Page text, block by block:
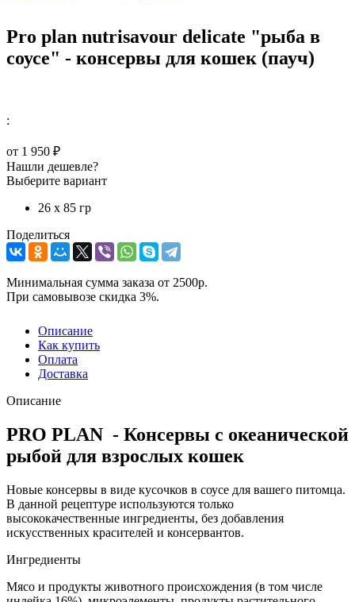
Pro plan nutrisavour delicate "рыба в
соусе" - консервы для кошек (пауч)
:
от 1 950 ₽
Нашли дешевле?
Выберите вариант
26 х 85 гр
Поделиться
Минимальная сумма заказа от 2500р.
При самовывозе скидка 3%.
Описание
Как купить
Оплата
Доставка
Описание
PRO PLAN - Консервы с океанической
рыбой для взрослых кошек
Новые консервы в виде кусочков в соусе для вашего питомца.
В данной рецептуре используются только
высококачественные ингредиенты, без добавления
искусственных красителей и консервантов.
Ингредиенты
Мясо и продукты животного происхождения (в том числе